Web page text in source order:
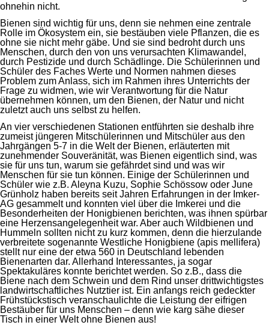
ohnehin nicht.
Bienen sind wichtig für uns, denn sie nehmen eine zentrale
Rolle im Ökosystem ein, sie bestäuben viele Pflanzen, die es
ohne sie nicht mehr gäbe. Und sie sind bedroht durch uns
Menschen, durch den von uns verursachten Klimawandel,
durch Pestizide und durch Schädlinge. Die Schülerinnen und
Schüler des Faches Werte und Normen nahmen dieses
Problem zum Anlass, sich im Rahmen ihres Unterrichts der
Frage zu widmen, wie wir Verantwortung für die Natur
übernehmen können, um den Bienen, der Natur und nicht
zuletzt auch uns selbst zu helfen.
An vier verschiedenen Stationen entführten sie deshalb ihre
zumeist jüngeren Mitschülerinnen und Mitschüler aus den
Jahrgängen 5-7 in die Welt der Bienen, erläuterten mit
zunehmender Souveränität, was Bienen eigentlich sind, was
sie für uns tun, warum sie gefährdet sind und was wir
Menschen für sie tun können. Einige der Schülerinnen und
Schüler wie z.B. Aleyna Kuzu, Sophie Schössow oder June
Grünholz haben bereits seit Jahren Erfahrungen in der Imker-
AG gesammelt und konnten viel über die Imkerei und die
Besonderheiten der Honigbienen berichten, was ihnen spürbar
eine Herzensangelegenheit war. Aber auch Wildbienen und
Hummeln sollten nicht zu kurz kommen, denn die hierzulande
verbreitete sogenannte Westliche Honigbiene (apis mellifera)
stellt nur eine der etwa 560 in Deutschland lebenden
Bienenarten dar. Allerhand Interessantes, ja sogar
Spektakuläres konnte berichtet werden. So z.B., dass die
Biene nach dem Schwein und dem Rind unser drittwichtigstes
landwirtschaftliches Nutztier ist. Ein anfangs reich gedeckter
Frühstückstisch veranschaulichte die Leistung der eifrigen
Bestäuber für uns Menschen – denn wie karg sähe dieser
Tisch in einer Welt ohne Bienen aus!